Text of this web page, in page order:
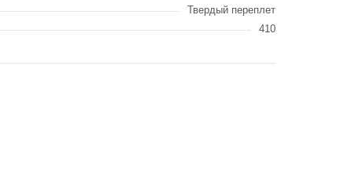
Твердый переплет
410